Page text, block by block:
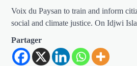
Voix du Paysan to train and inform
social and climate justice. On Idjwi
Partager